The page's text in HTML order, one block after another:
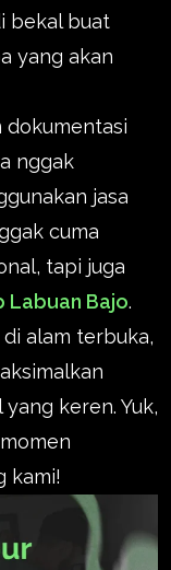
bekal buat
yang akan
dokumentasi
nggak
jasa
cuma
tapi juga
Labuan Bajo.
alam terbuka,
keren. Yuk,
kami!